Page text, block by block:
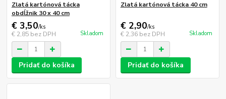
Zlatá kartónová tácka
obdĺžnik 30 x 40 cm
€ 3,50/ks
€ 2,85 bez DPH Skladom
Pridať do košíka
Zlatá kartónová tácka 40 cm
€ 2,90/ks
€ 2,36 bez DPH Skladom
Pridať do košíka